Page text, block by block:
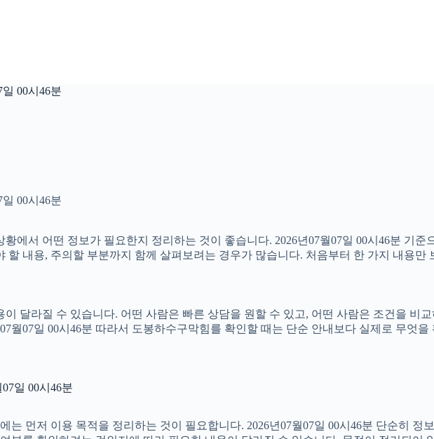
00시46분
00시46분
황에서 어떤 정보가 필요한지 정리하는 것이 좋습니다. 2026년07월07일 00시46분 기
할 내용, 주의할 부분까지 함께 살펴보려는 경우가 많습니다. 처음부터 한 가지 내용
달라질 수 있습니다. 어떤 사람은 빠른 상담을 원할 수 있고, 어떤 사람은 조건을 비
월07일 00시46분 따라서 도봉하수구막힘를 확인할 때는 단순 안내보다 실제로 무엇
일 00시46분
는 먼저 이용 목적을 정리하는 것이 필요합니다. 2026년07월07일 00시46분 단순히